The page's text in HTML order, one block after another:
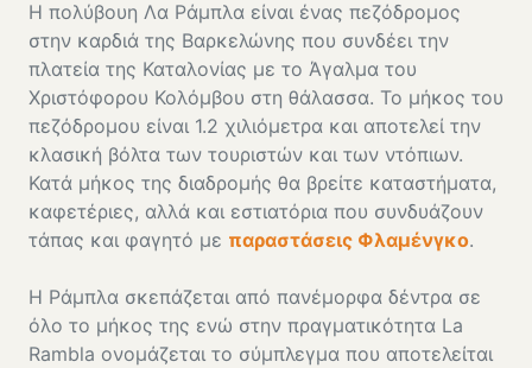
Η πολύβουη Λα Ράμπλα είναι ένας πεζόδρομος
στην καρδιά της Βαρκελώνης που συνδέει την
πλατεία της Καταλονίας με το Άγαλμα του
Χριστόφορου Κολόμβου στη θάλασσα. Το μήκος του
πεζόδρομου είναι 1.2 χιλιόμετρα και αποτελεί την
κλασική βόλτα των τουριστών και των ντόπιων.
Κατά μήκος της διαδρομής θα βρείτε καταστήματα,
καφετέριες, αλλά και εστιατόρια που συνδυάζουν
τάπας και φαγητό με παραστάσεις Φλαμένγκο.
Η Ράμπλα σκεπάζεται από πανέμορφα δέντρα σε
όλο το μήκος της ενώ στην πραγματικότητα La
Rambla ονομάζεται το σύμπλεγμα που αποτελείται